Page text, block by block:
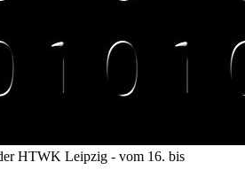
HTWK Leipzig - vom 16. bis